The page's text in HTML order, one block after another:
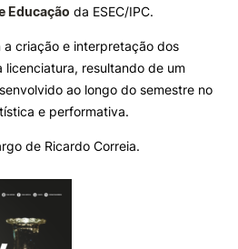
de Coimbra. Todos os direitos reservados.
Educação da ESEC/IPC.
criação e interpretação dos
licenciatura, resultando de um
ao longo do semestre no
e performativa.
de Ricardo Correia.